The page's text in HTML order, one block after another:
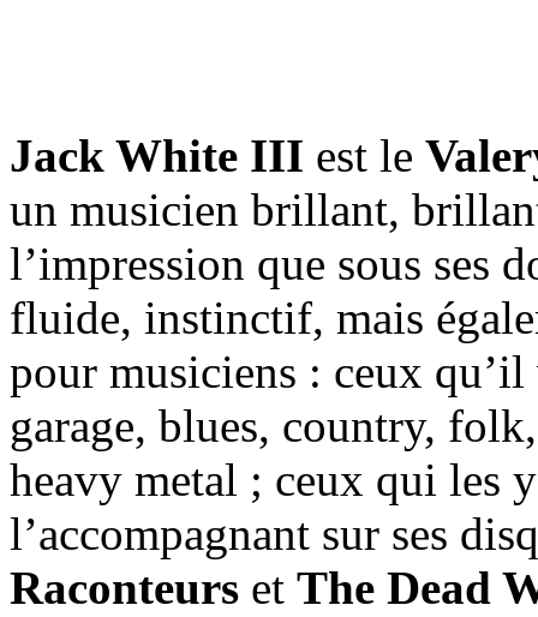
Jack White III est le
un musicien brillant,
l’impression que sous ses
fluide, instinctif, mais
pour musiciens : ceux qu’il
garage, blues, country,
heavy metal ; ceux qui les
l’accompagnant sur ses
Raconteurs et The Dead